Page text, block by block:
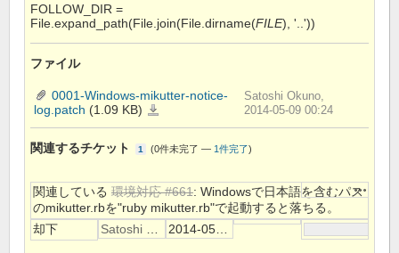
FOLLOW_DIR =
File.expand_path(File.join(File.dirname(FILE), '..'))
ファイル
0001-Windows-mikutter-notice-
log.patch (1.09 KB)
Satoshi Okuno,
2014-05-09 00:24
関連するチケット 1 (0件未完了 — 1件完了)
関連している 環境対応 #661: Windowsで日本語を含むパス
のmikutter.rbを"ruby mikutter.rb"で起動すると落ちる。
却下